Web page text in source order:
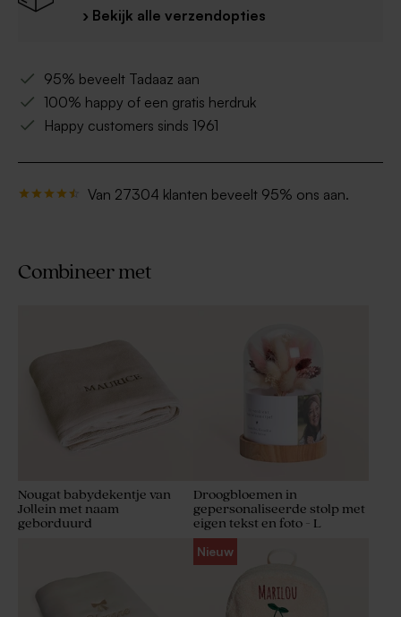
› Bekijk alle verzendopties
95% beveelt Tadaaz aan
100% happy of een gratis herdruk
Happy customers sinds 1961
Van 27304 klanten beveelt 95% ons aan.
Combineer met
Nougat babydekentje van
Jollein met naam
geborduurd
Droogbloemen in
gepersonaliseerde stolp met
eigen tekst en foto - L
Nieuw